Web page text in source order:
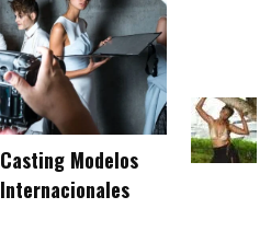
Casting Modelos
Internacionales